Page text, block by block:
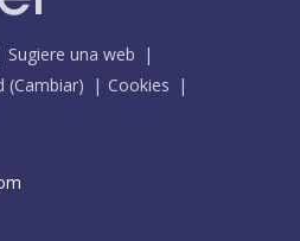
Sugiere una web
(Cambiar)
Cookies